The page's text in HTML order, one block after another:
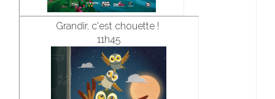
Grandir, c'est chouette !
11h45